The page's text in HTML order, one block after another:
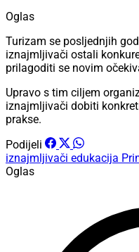
Oglas
Turizam se posljednjih
iznajmljivači ostali
prilagoditi se novim
Upravo s tim ciljem
iznajmljivači dobiti
prakse.
Podijeli
iznajmljivači edukacija
Oglas